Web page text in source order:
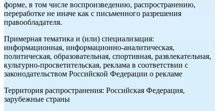
форме, в том числе воспроизведению, распространению,
переработке не иначе как с письменного разрешения
правообладателя.
Примерная тематика и (или) специализация:
информационная, информационно-аналитическая,
политическая, образовательная, спортивная, развлекательная,
культурно-просветительская, реклама в соответствии с
законодательством Российской Федерации о рекламе
Территория распространения: Российская Федерация,
зарубежные страны